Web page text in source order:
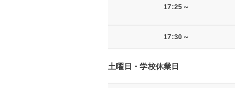
17:25～
17:30～
土曜日・学校休業日